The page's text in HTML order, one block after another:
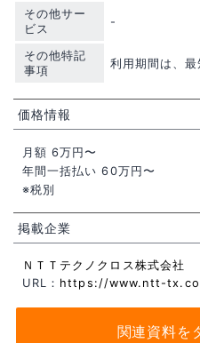
その他サー
ビス
-
その他特記
事項
利用期間は、最
価格情報
月額 6万円〜
年間一括払い 60万円〜
※税別
掲載企業
ＮＴＴテクノクロス株式会社
URL： https://www.ntt-
関連資料を